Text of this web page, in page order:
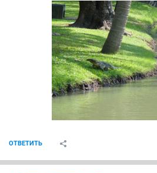
ОТВЕТИТЬ